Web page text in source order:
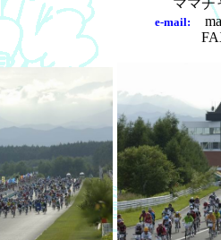
ママチ
e-mail: